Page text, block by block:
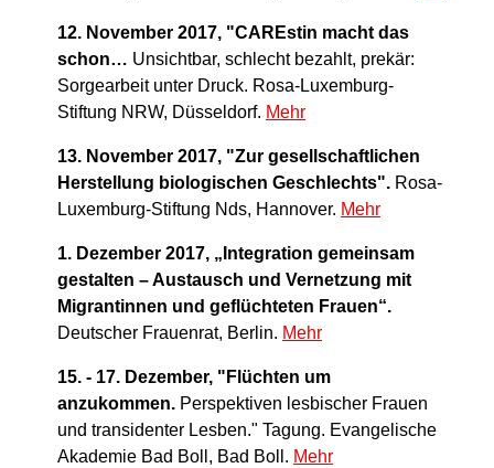
12. November 2017, "CAREstin macht das
schon… Unsichtbar, schlecht bezahlt, prekär:
Sorgearbeit unter Druck. Rosa-Luxemburg-
Stiftung NRW, Düsseldorf. Mehr
13. November 2017, "Zur gesellschaftlichen
Herstellung biologischen Geschlechts". Rosa-
Luxemburg-Stiftung Nds, Hannover. Mehr
1. Dezember 2017, „Integration gemeinsam
gestalten – Austausch und Vernetzung mit
Migrantinnen und geflüchteten Frauen“.
Deutscher Frauenrat, Berlin. Mehr
15. - 17. Dezember, "Flüchten um
anzukommen. Perspektiven lesbischer Frauen
und transidenter Lesben." Tagung. Evangelische
Akademie Bad Boll, Bad Boll. Mehr